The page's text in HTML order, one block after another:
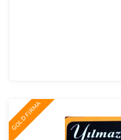
GOLD FİRMA